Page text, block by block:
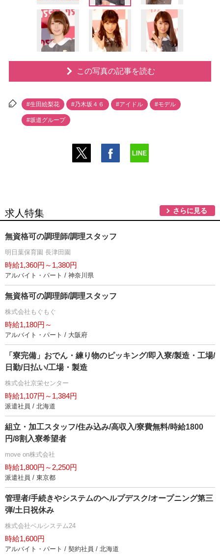
この写真の記事を読む
#生田絵梨花 #乃木坂４６ #アイドル #モデル
#坂道グループ
求人特集 さらに見る
無資格可の調理師/調理スタッフ
明日葉保育園 長津田園
時給1,360円～1,380円
アルバイト・パート / 神奈川県
無資格可の調理師/調理スタッフ
株式会社もぐもぐ
時給1,180円～
アルバイト・パート / 大阪府
「寮完備」おでん・練り物のピッキング/即入寮/製造・工場/
日勤/日払い/工場・製造
株式会社京栄センター
時給1,107円～1,384円
派遣社員 / 北海道
組立・加工スタッフ/住み込み/高収入/寮費無料/時給1800
円/8割入寮希望者
move on株式会社
時給1,800円～2,250円
派遣社員 / 東京都
管理者/手続きやシステムのヘルプデスク/オープニング第三
弾/土日祝休み
株式会社ベルシステム24
時給1,600円
アルバイト・パート / 契約社員 / 北海道